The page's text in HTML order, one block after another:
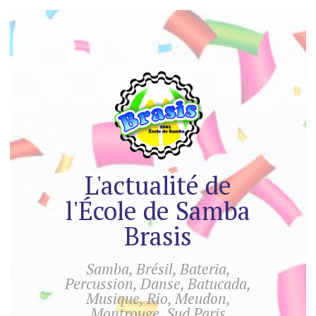
L'actualité de
l'École de Samba
Brasis
Samba, Brésil, Bateria,
Percussion, Danse, Batucada,
Musique, Rio, Meudon,